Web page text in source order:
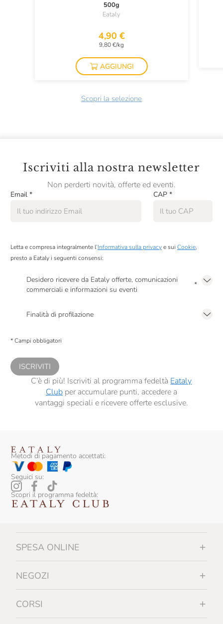
500g
Eataly
4,90 €
9,80 €/kg
AGGIUNGI
Scopri la selezione
Iscriviti alla nostra newsletter
Non perderti novità, offerte ed eventi.
Email * CAP *
Letta e compresa integralmente l’Informativa sulla privacye sui Cookie,
presto a Eataly i seguenti consensi:
Desidero ricevere da Eataly offerte, comunicazioni
commerciali e informazioni su eventi
*
Finalità di profilazione
comunicazioni commerciali personalizzate, in caso di consenso prestato ai
* Campi obbligatori
ISCRIVITI
C’è di più! Iscriviti al programma fedeltà Eataly
Clubper accumulare punti, accedere a
vantaggi speciali e ricevere offerte esclusive.
Metodi di pagamento accettati:
Seguici su:
Scopri il programma fedeltà:
SPESA ONLINE
NEGOZI
CORSI